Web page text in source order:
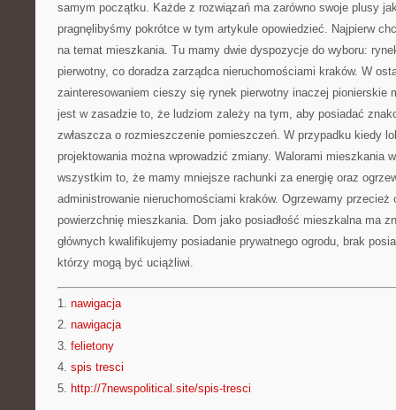
samym początku. Każde z rozwiązań ma zarówno swoje plusy
pragnęlibyśmy pokrótce w tym artykule opowiedzieć. Najpierw
na temat mieszkania. Tu mamy dwie dyspozycje do wyboru:
pierwotny, co doradza zarządca nieruchomościami kraków. W
zainteresowaniem cieszy się rynek pierwotny inaczej pionierskie
jest w zasadzie to, że ludziom zależy na tym, aby posiadać
zwłaszcza o rozmieszczenie pomieszczeń. W przypadku kiedy
projektowania można wprowadzić zmiany. Walorami mieszkania
wszystkim to, że mamy mniejsze rachunki za energię oraz
administrowanie nieruchomościami kraków. Ogrzewamy przecież
powierzchnię mieszkania. Dom jako posiadłość mieszkalna ma
głównych kwalifikujemy posiadanie prywatnego ogrodu, brak
którzy mogą być uciążliwi.
1. nawigacja
2. nawigacja
3. felietony
4. spis tresci
5. http://7newspolitical.site/spis-tresci